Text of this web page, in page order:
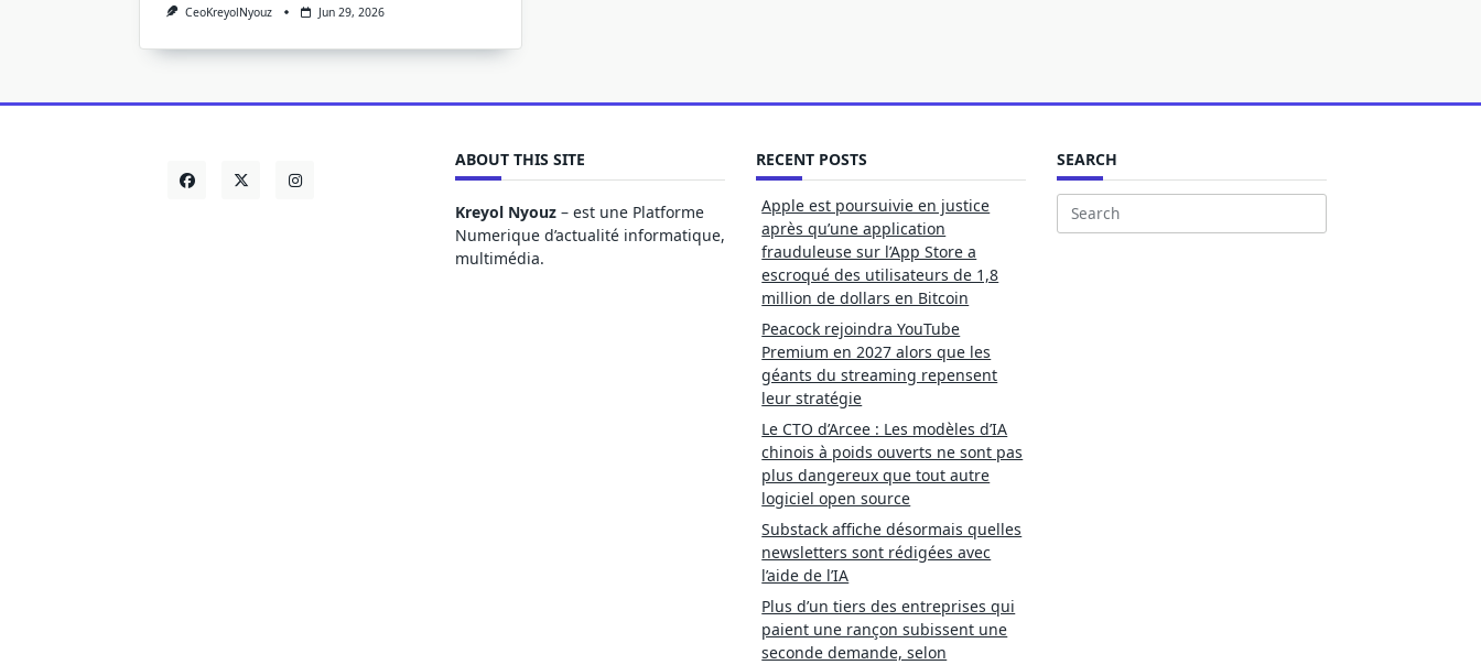
CeoKreyolNyouz Jun 29, 2026
ABOUT THIS SITE
Kreyol Nyouz – est une Platforme
Numerique d’actualité informatique,
multimédia.
RECENT POSTS
Apple est poursuivie en justice
après qu’une application
frauduleuse sur l’App Store a
escroqué des utilisateurs de 1,8
million de dollars en Bitcoin
Peacock rejoindra YouTube
Premium en 2027 alors que les
géants du streaming repensent
leur stratégie
Le CTO d’Arcee : Les modèles d’IA
chinois à poids ouverts ne sont pas
plus dangereux que tout autre
logiciel open source
Substack affiche désormais quelles
newsletters sont rédigées avec
l’aide de l’IA
Plus d’un tiers des entreprises qui
paient une rançon subissent une
seconde demande, selon
SEARCH
Search